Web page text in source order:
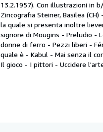
13.2.1957). Con illustrazioni in
Zincografia Steiner, Basilea
la quale si presenta inoltre
signore di Mougins - Preludio -
donne di ferro - Pezzi liberi -
quale è - Kabul - Mai senza il
Il gioco - I pittori - Uccidere